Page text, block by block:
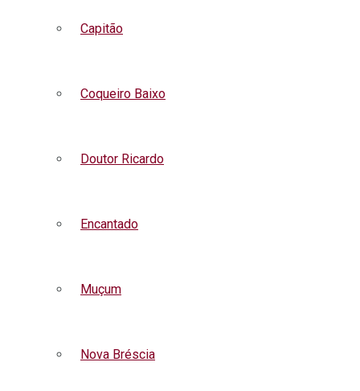
Capitão
Coqueiro Baixo
Doutor Ricardo
Encantado
Muçum
Nova Bréscia